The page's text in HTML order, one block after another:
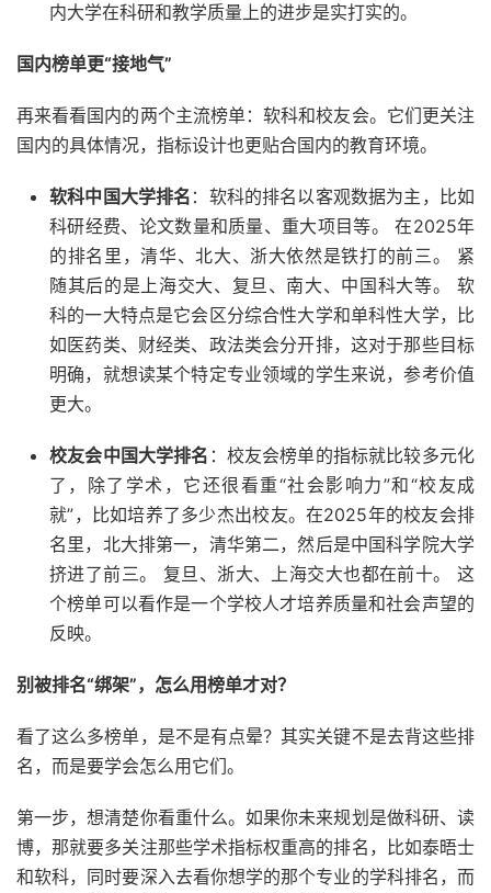
内大学在科研和教学质量上的进步是实打实的。
国内榜单更“接地气”
再来看看国内的两个主流榜单：软科和校友会。它们更关注
国内的具体情况，指标设计也更贴合国内的教育环境。
软科中国大学排名 ：软科的排名以客观数据为主，比如
科研经费、论文数量和质量、重大项目等。 在2025年
的排名里，清华、北大、浙大依然是铁打的前三。 紧
随其后的是上海交大、复旦、南大、中国科大等。 软
科的一大特点是它会区分综合性大学和单科性大学，比
如医药类、财经类、政法类会分开排，这对于那些目标
明确，就想读某个特定专业领域的学生来说，参考价值
更大。
校友会中国大学排名 ：校友会榜单的指标就比较多元化
了，除了学术，它还很看重“社会影响力”和“校友成
就”，比如培养了多少杰出校友。在2025年的校友会排
名里，北大排第一，清华第二，然后是中国科学院大学
挤进了前三。 复旦、浙大、上海交大也都在前十。 这
个榜单可以看作是一个学校人才培养质量和社会声望的
反映。
别被排名“绑架”，怎么用榜单才对？
看了这么多榜单，是不是有点晕？其实关键不是去背这些排
名，而是要学会怎么用它们。
第一步，想清楚你看重什么。如果你未来规划是做科研、读
博，那就要多关注那些学术指标权重高的排名，比如泰晤士
和软科，同时要深入去看你想学的那个专业的学科排名，而